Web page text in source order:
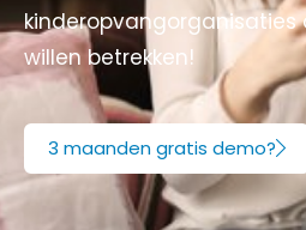
willen betrekken!
3 maanden gratis demo?